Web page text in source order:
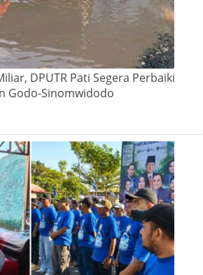
DPUTR Pati Segera Perbaiki
Godo-Sinomwidodo